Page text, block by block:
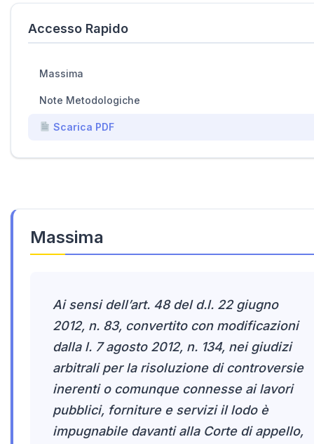
Massima
Ai sensi dell’art. 48 del d.l. 22 giugno
2012, n. 83, convertito con modificazioni
dalla l. 7 agosto 2012, n. 134, nei giudizi
arbitrali per la risoluzione di controversie
inerenti o comunque connesse ai lavori
pubblici, forniture e servizi il lodo è
impugnabile davanti alla Corte di appello,
Accesso Rapido
Massima
Note Metodologiche
Scarica PDF